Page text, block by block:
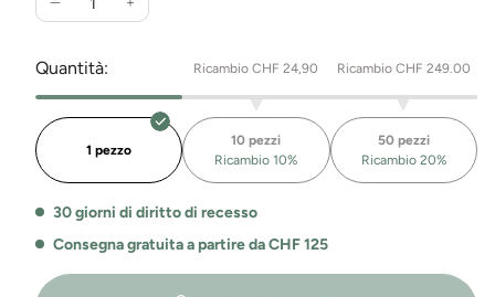
Ridurre
quantità
per
Swiss
Life
Evolution
T-
Ladies
Aumenta
quantità
la
Shirt
Swiss
Evolution
Ladies
Quantità: Ricambio CHF 24,90 Ricambio CHF 249.00
1 pezzo
10 pezzi
Ricambio 10%
50 pezzi
Ricambio 20%
30 giorni di diritto di recesso
Consegna gratuita a partire da CHF 125